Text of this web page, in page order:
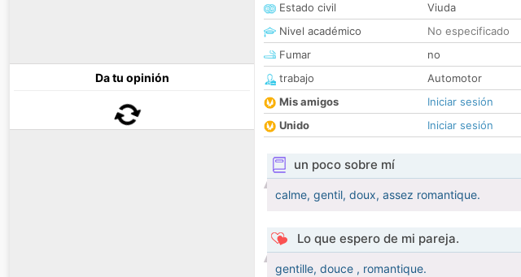
Da tu opinión
Estado civil
Viuda
Nivel académico
No especificado
Fumar
no
trabajo
Automotor
Mis amigos
Iniciar sesión
Unido
Iniciar sesión
un poco sobre mí
calme, gentil, doux, assez romantique.
Lo que espero de mi pareja.
gentille, douce , romantique.